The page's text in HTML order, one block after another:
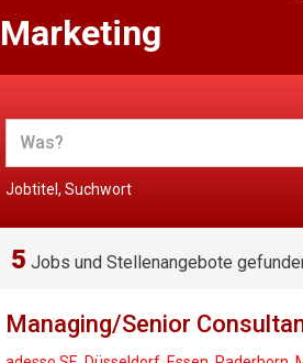
Marketing
Jobtitel, Suchwort
5 Jobs und Stellenangebote
Managing/Senior